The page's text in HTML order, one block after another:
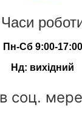
Часи
Пн-Сб 9:00-17:00
Нд: вихідний
соц.